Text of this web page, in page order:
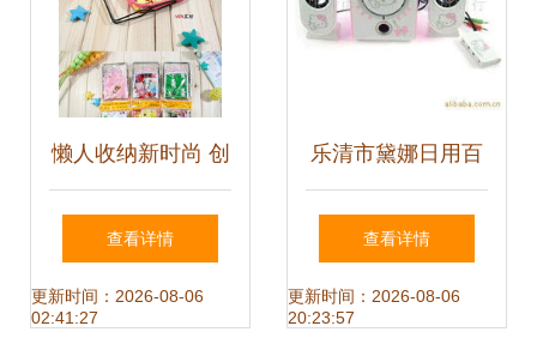
懒人收纳新时尚 创
意家居小物如何整
理你的服装鞋帽
查看详情
更新时间：2026-08-06
02:41:27
乐清市黛娜日用百
货商行 音响产品与
日用百货精选
查看详情
更新时间：2026-08-06
20:23:57